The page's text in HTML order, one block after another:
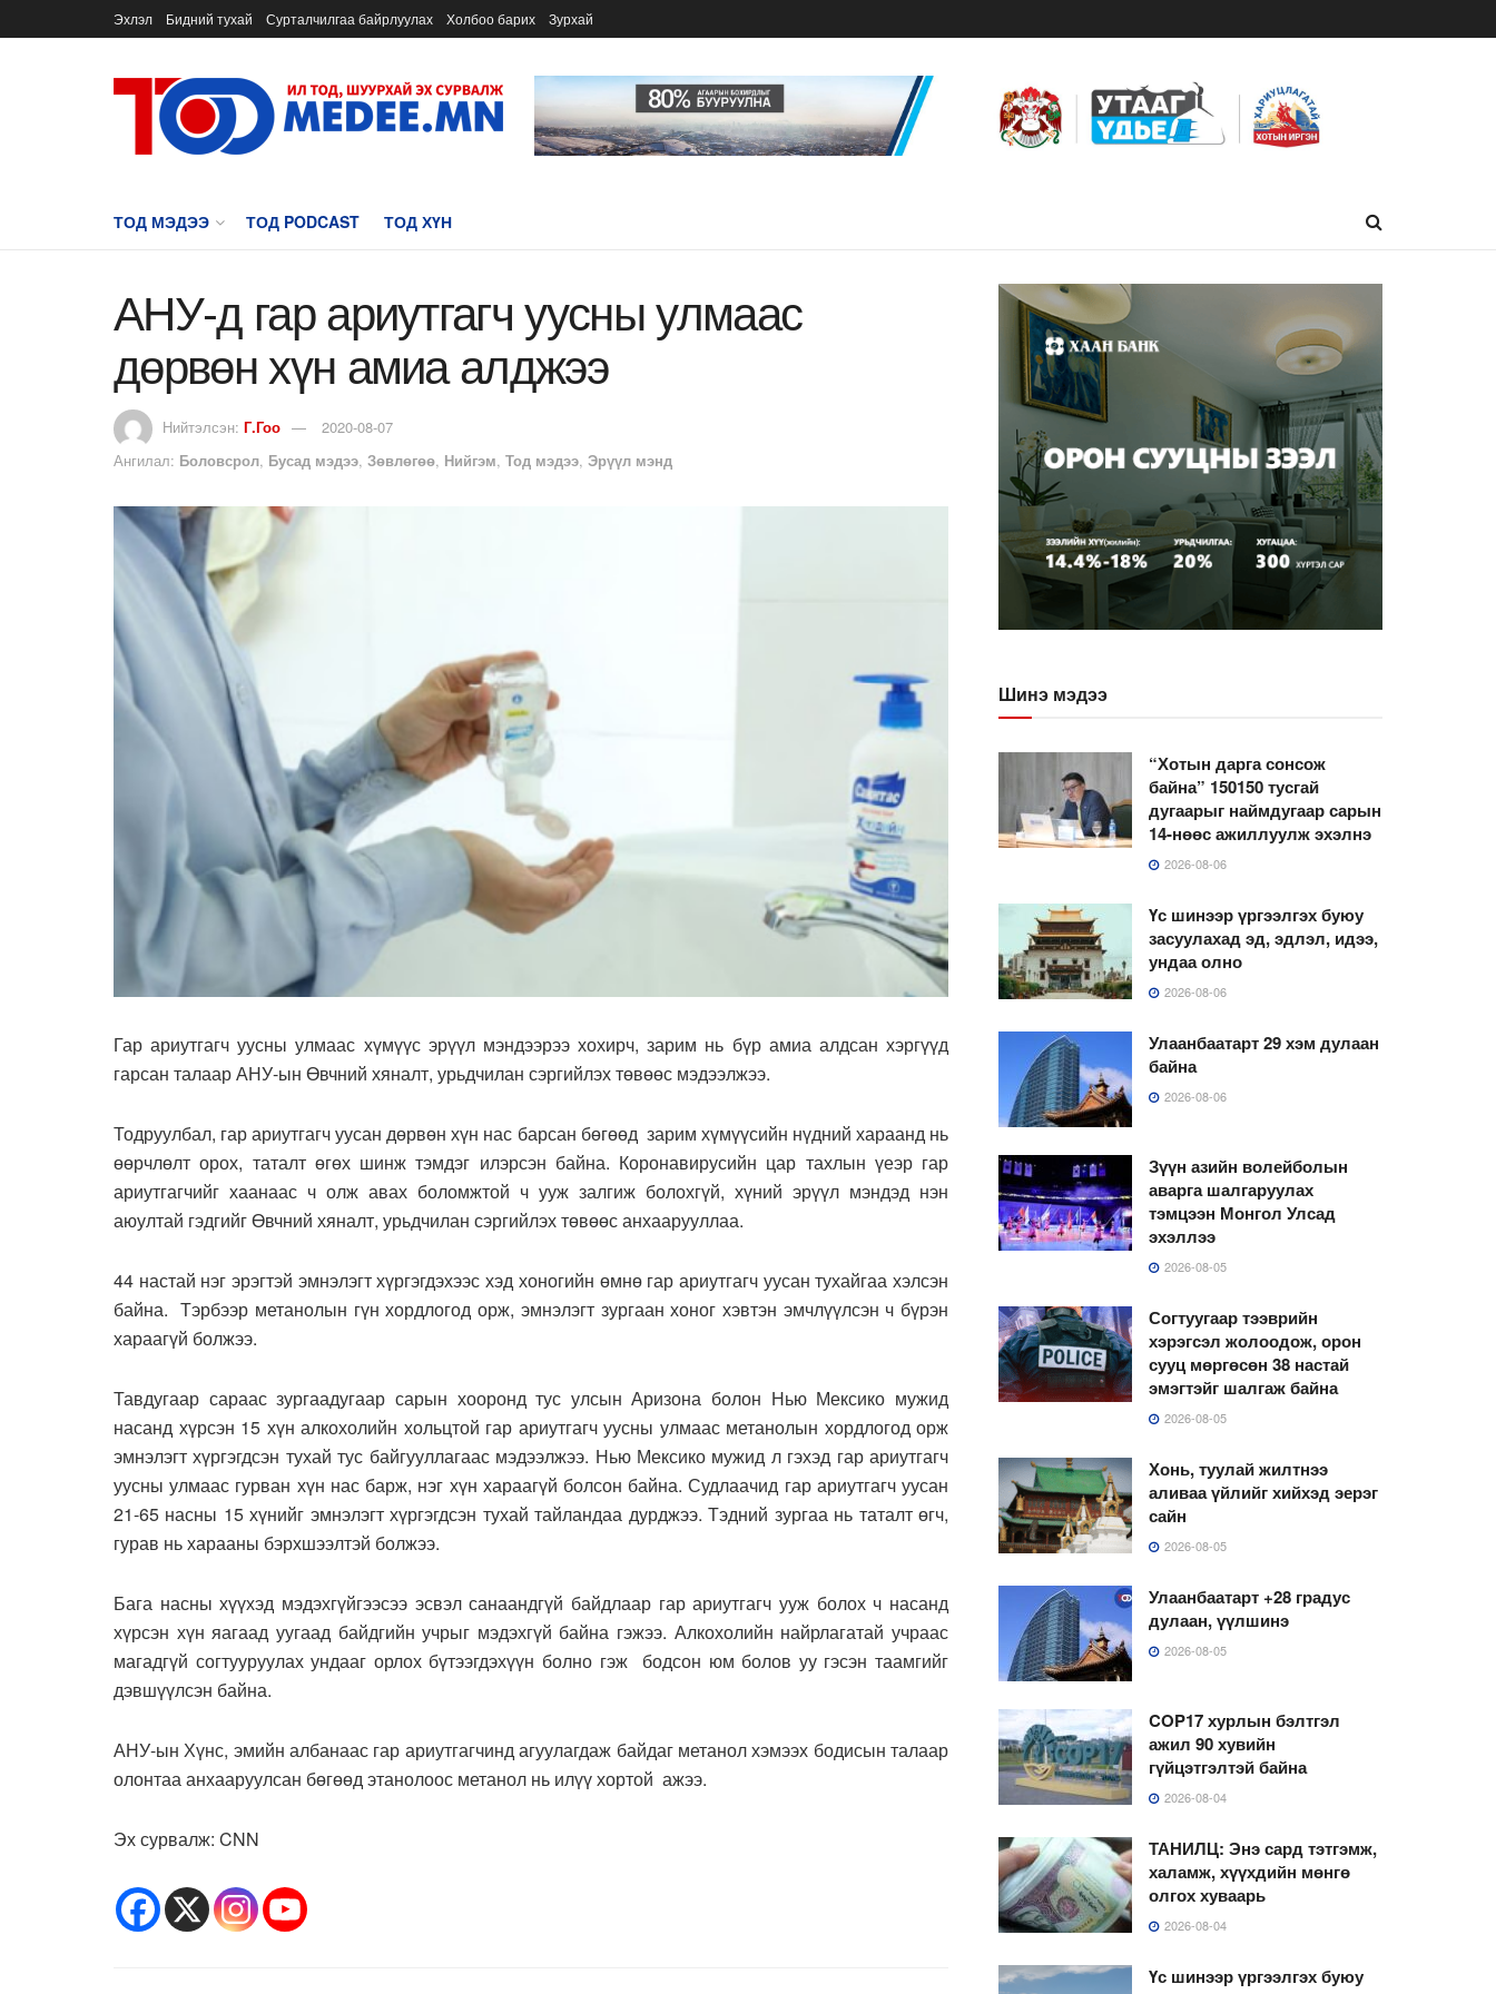
Эхлэл Бидний тухай Сурталчилгаа байрлуулах Холбоо барих Зурхай
ТОД МЭДЭЭ ТОД PODCAST ТОД ХҮН
АНУ-д гар ариутгагч уусны улмаас
дөрвөн хүн амиа алджээ
Нийтэлсэн: Г.Гоо
2020-08-07
Ангилал: Боловсрол, Бусад мэдээ, Зөвлөгөө, Нийгэм, Тод мэдээ, Эрүүл мэнд
Гар ариутгагч уусны улмаас хүмүүс эрүүл мэндээрээ хохирч, зарим нь бүр амиа алдсан хэргүүд
гарсан талаар АНУ-ын Өвчний хяналт, урьдчилан сэргийлэх төвөөс мэдээлжээ.
Тодруулбал, гар ариутгагч уусан дөрвөн хүн нас барсан бөгөөд зарим хүмүүсийн нүдний хараанд нь
өөрчлөлт орох, таталт өгөх шинж тэмдэг илэрсэн байна. Коронавирусийн цар тахлын үеэр гар
ариутгагчийг хаанаас ч олж авах боломжтой ч ууж залгиж болохгүй, хүний эрүүл мэндэд нэн
аюултай гэдгийг Өвчний хяналт, урьдчилан сэргийлэх төвөөс анхаарууллаа.
44 настай нэг эрэгтэй эмнэлэгт хүргэгдэхээс хэд хоногийн өмнө гар ариутгагч уусан тухайгаа хэлсэн
байна. Тэрбээр метанолын гүн хордлогод орж, эмнэлэгт зургаан хоног хэвтэн эмчлүүлсэн ч бүрэн
хараагүй болжээ.
Тавдугаар сараас зургаадугаар сарын хооронд тус улсын Аризона болон Нью Мексико мужид
насанд хүрсэн 15 хүн алкохолийн хольцтой гар ариутгагч уусны улмаас метанолын хордлогод орж
эмнэлэгт хүргэгдсэн тухай тус байгууллагаас мэдээлжээ. Нью Мексико мужид л гэхэд гар ариутгагч
уусны улмаас гурван хүн нас барж, нэг хүн хараагүй болсон байна. Судлаачид гар ариутгагч уусан
21-65 насны 15 хүнийг эмнэлэгт хүргэгдсэн тухай тайландаа дурджээ. Тэдний зургаа нь таталт өгч,
гурав нь харааны бэрхшээлтэй болжээ.
Бага насны хүүхэд мэдэхгүйгээсээ эсвэл санаандгүй байдлаар гар ариутгагч ууж болох ч насанд
хүрсэн хүн яагаад уугаад байдгийн учрыг мэдэхгүй байна гэжээ. Алкохолийн найрлагатай учраас
магадгүй согтууруулах ундааг орлох бүтээгдэхүүн болно гэж бодсон юм болов уу гэсэн таамгийг
дэвшүүлсэн байна.
АНУ-ын Хүнс, эмийн албанаас гар ариутгагчинд агуулагдаж байдаг метанол хэмээх бодисын талаар
олонтаа анхааруулсан бөгөөд этанолоос метанол нь илүү хортой ажээ.
Эх сурвалж: CNN
Шинэ мэдээ
“Хотын дарга сонсож
байна” 150150 тусгай
дугаарыг наймдугаар сарын
14-нөөс ажиллуулж эхэлнэ
2026-08-06
Үс шинээр үргээлгэх буюу
засуулахад эд, эдлэл, идээ,
ундаа олно
2026-08-06
Улаанбаатарт 29 хэм дулаан
байна
2026-08-06
Зүүн азийн волейболын
аварга шалгаруулах
тэмцээн Монгол Улсад
эхэллээ
2026-08-05
Согтуугаар тээврийн
хэрэгсэл жолоодож, орон
сууц мөргөсөн 38 настай
эмэгтэйг шалгаж байна
2026-08-05
Хонь, туулай жилтнээ
аливаа үйлийг хийхэд эерэг
сайн
2026-08-05
Улаанбаатарт +28 градус
дулаан, үүлшинэ
2026-08-05
COP17 хурлын бэлтгэл
ажил 90 хувийн
гүйцэтгэлтэй байна
2026-08-04
ТАНИЛЦ: Энэ сард тэтгэмж,
халамж, хүүхдийн мөнгө
олгох хуваарь
2026-08-04
Үс шинээр үргээлгэх буюу